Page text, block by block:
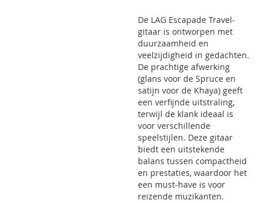
De LAG Escapade Travel-
gitaar is ontworpen met
duurzaamheid en
veelzijdigheid in gedachten.
De prachtige afwerking
(glans voor de Spruce en
satijn voor de Khaya) geeft
een verfijnde uitstraling,
terwijl de klank ideaal is
voor verschillende
speelstijlen. Deze gitaar
biedt een uitstekende
balans tussen compactheid
en prestaties, waardoor het
een must-have is voor
reizende muzikanten.​